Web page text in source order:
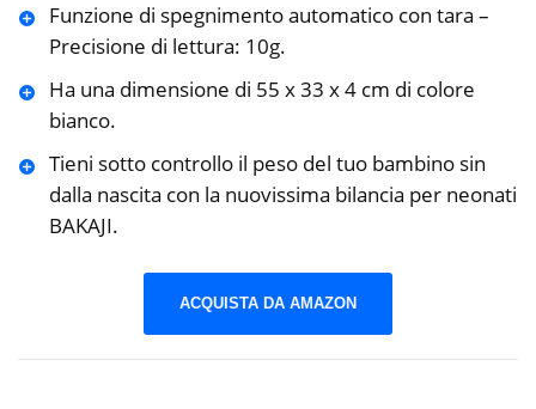
Funzione di spegnimento automatico con tara –
Precisione di lettura: 10g.
Ha una dimensione di 55 x 33 x 4 cm di colore
bianco.
Tieni sotto controllo il peso del tuo bambino sin
dalla nascita con la nuovissima bilancia per neonati
BAKAJI.
ACQUISTA DA AMAZON